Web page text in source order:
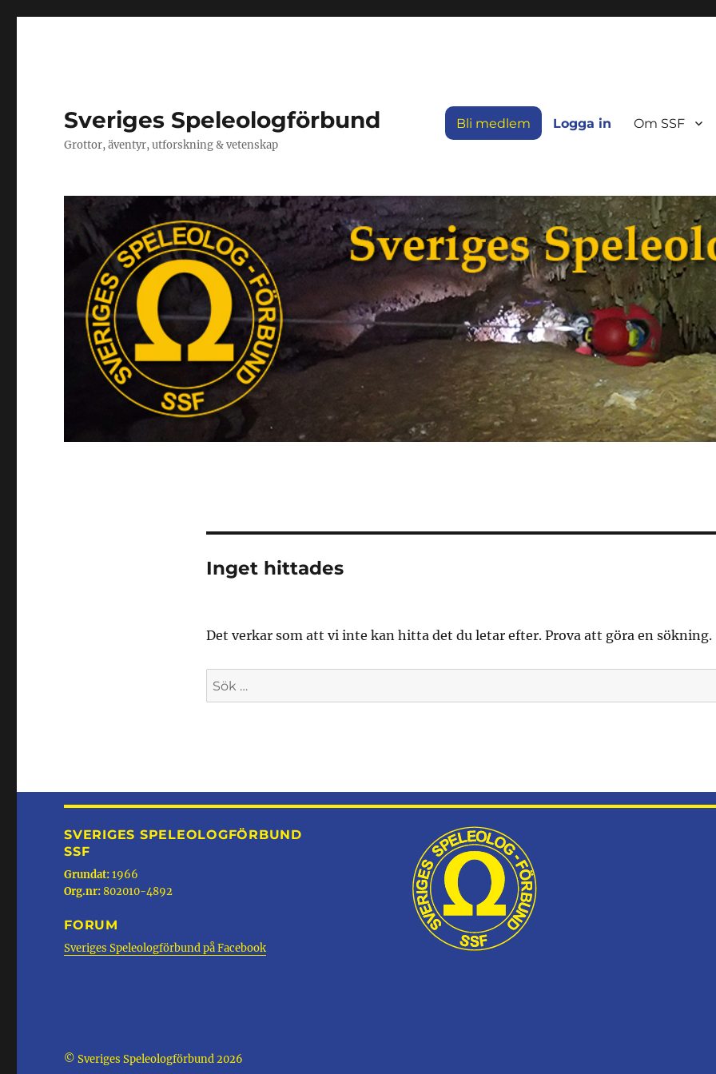
Sveriges Speleologförbund
Grottor, äventyr, utforskning & vetenskap
Bli medlem Logga in Om SSF
Inget hittades
Det verkar som att vi inte kan hitta det du letar efter. Prova att göra en sökning.
Sök
efter:
SVERIGES SPELEOLOGFÖRBUND
SSF
Grundat:1966
Org.nr:802010-4892
FORUM
Sveriges Speleologförbund på Facebook
© Sveriges Speleologförbund 2026